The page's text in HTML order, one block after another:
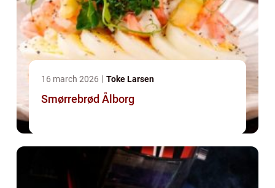
16 march 2026 Toke Larsen
Smørrebrød Ålborg